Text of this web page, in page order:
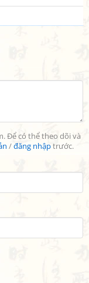
Để có thể theo dõi và
/đăng nhậptrước.